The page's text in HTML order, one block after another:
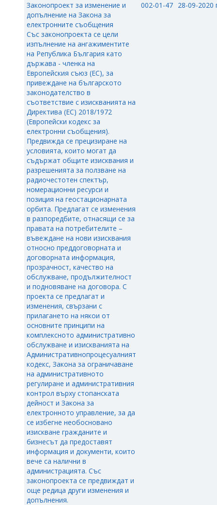
Законопроект за изменение и
допълнение на Закона за
електронните съобщения
Със законопроекта се цели
изпълнение на ангажиментите
на Република България като
държава - членка на
Европейския съюз (ЕС), за
привеждане на българското
законодателство в
съответствие с изискванията на
Директива (EС) 2018/1972
(Европейски кодекс за
електронни съобщения).
Предвижда се прецизиране на
условията, които могат да
съдържат общите изисквания и
разрешенията за ползване на
радиочестотен спектър,
номерационни ресурси и
позиция на геостационарната
орбита. Предлагат се изменения
в разпоредбите, отнасящи се за
правата на потребителите –
въвеждане на нови изисквания
относно преддоговорната и
договорната информация,
прозрачност, качество на
обслужване, продължителност
и подновяване на договора. С
проекта се предлагат и
изменения, свързани с
прилагането на някои от
основните принципи на
комплексното административно
обслужване и изискванията на
Административнопроцесуалният
кодекс, Закона за ограничаване
на административното
регулиране и административния
контрол върху стопанската
дейност и Закона за
електронното управление, за да
се избегне необосновано
изискване гражданите и
бизнесът да предоставят
информация и документи, които
вече са налични в
администрацията. Със
законопроекта се предвиждат и
още редица други изменения и
допълнения.
002-01-47 28-09-2020